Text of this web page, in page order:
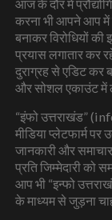
आज के दौर में
करना भी आपने आप में
बनाकर विरोधियों
प्रयास लगातार कर
दुराग्रह से एडिट कर
और सोशल एकाउंट में
“इंफो उत्तराखंड”
मीडिया प्लेटफार्म
जानकारी और
प्रति जिम्मेदारी
आप भी “इन्फो
के माध्यम से जुड़ना